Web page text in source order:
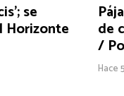
se
Horizonte de
/
Hace